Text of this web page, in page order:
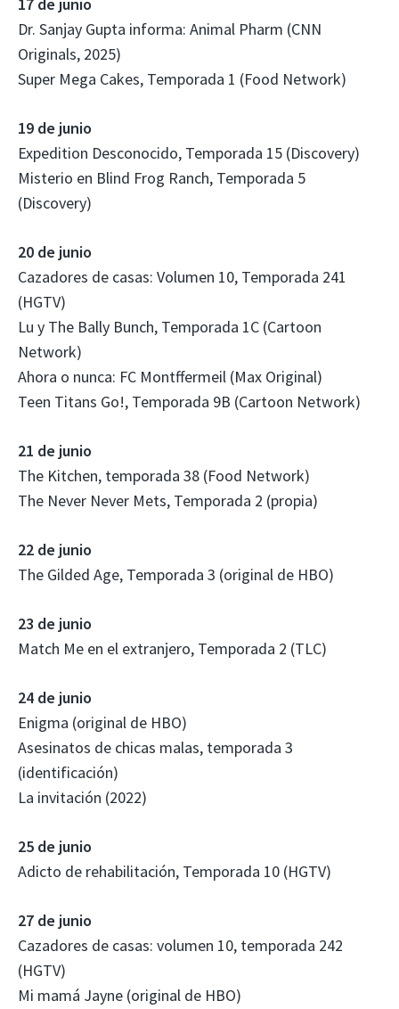
17 de junio
Dr. Sanjay Gupta informa: Animal Pharm (CNN
Originals, 2025)
Super Mega Cakes, Temporada 1 (Food Network)
19 de junio
Expedition Desconocido, Temporada 15 (Discovery)
Misterio en Blind Frog Ranch, Temporada 5
(Discovery)
20 de junio
Cazadores de casas: Volumen 10, Temporada 241
(HGTV)
Lu y The Bally Bunch, Temporada 1C (Cartoon
Network)
Ahora o nunca: FC Montffermeil (Max Original)
Teen Titans Go!, Temporada 9B (Cartoon Network)
21 de junio
The Kitchen, temporada 38 (Food Network)
The Never Never Mets, Temporada 2 (propia)
22 de junio
The Gilded Age, Temporada 3 (original de HBO)
23 de junio
Match Me en el extranjero, Temporada 2 (TLC)
24 de junio
Enigma (original de HBO)
Asesinatos de chicas malas, temporada 3
(identificación)
La invitación (2022)
25 de junio
Adicto de rehabilitación, Temporada 10 (HGTV)
27 de junio
Cazadores de casas: volumen 10, temporada 242
(HGTV)
Mi mamá Jayne (original de HBO)